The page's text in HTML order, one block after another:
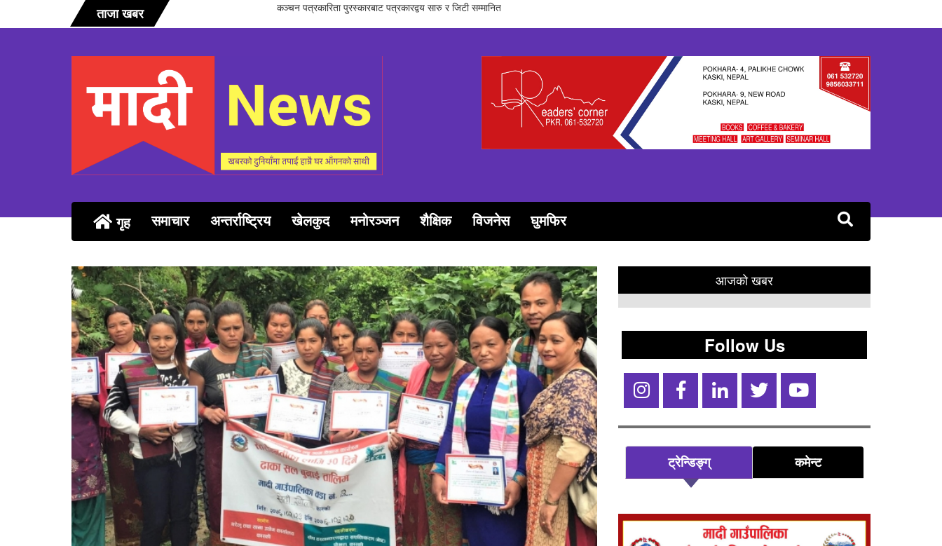
ताजा खबर सञ्चारिका समूह गण्डकीद्धारा ‘सञ्चारमा क्वान्टम हिलिङको महत्त्व’ विषयक अन्तरक्रिया सम्पन्न
गृह समाचार अन्तर्राष्ट्रिय खेलकुद मनोरञ्जन शैक्षिक विजनेस घुमफिर
आजको खबर
Follow Us
ट्रेन्डिङ्ग् कमेन्ट